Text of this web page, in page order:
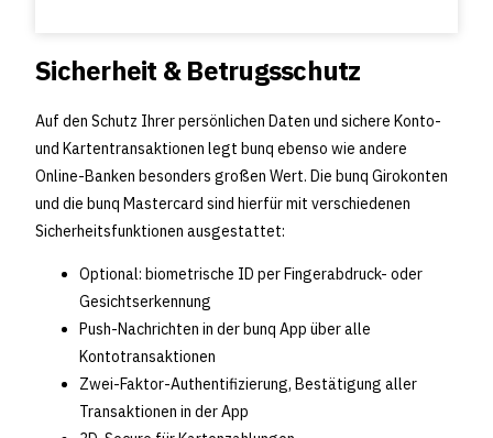
Sicherheit & Betrugsschutz
Auf den Schutz Ihrer persönlichen Daten und sichere Konto-
und Kartentransaktionen legt bunq ebenso wie andere
Online-Banken besonders großen Wert. Die bunq Girokonten
und die bunq Mastercard sind hierfür mit verschiedenen
Sicherheitsfunktionen ausgestattet:
Optional: biometrische ID per Fingerabdruck- oder
Gesichtserkennung
Push-Nachrichten in der bunq App über alle
Kontotransaktionen
Zwei-Faktor-Authentifizierung, Bestätigung aller
Transaktionen in der App